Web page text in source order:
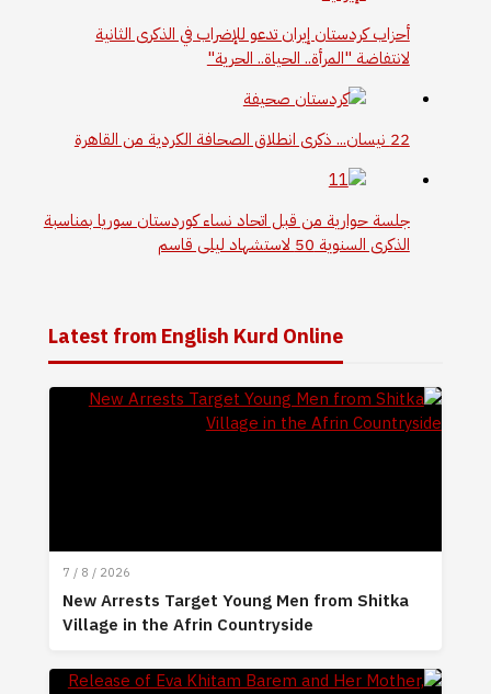
أحزاب كردستان إيران تدعو للإضراب في الذكرى الثانية
لانتفاضة "المرأة.. الحياة.. الحرية"
22 نيسان... ذكرى انطلاق الصحافة الكردية من القاهرة
جلسة حوارية من قبل اتحاد نساء كوردستان سوريا بمناسبة
الذكرى السنوية 50 لاستشهاد ليلى قاسم
Latest from English Kurd Online
7 / 8 / 2026
New Arrests Target Young Men from Shitka
Village in the Afrin Countryside